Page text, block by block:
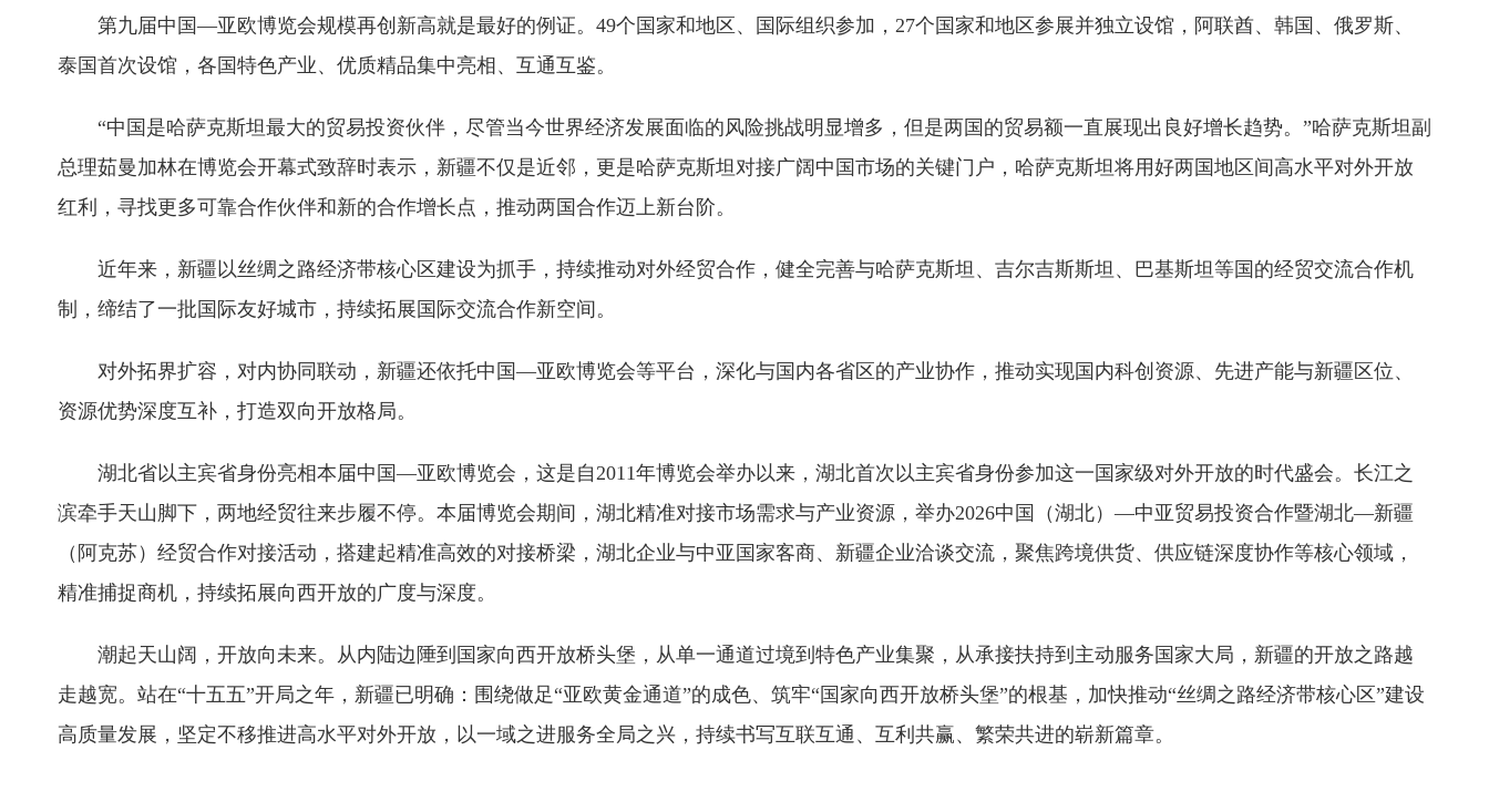
第九届中国—亚欧博览会规模再创新高就是最好的例证。49个国家和地区、国际组织参加，27个国家和地区参展并独立设馆，阿联酋、韩国、俄罗斯、
泰国首次设馆，各国特色产业、优质精品集中亮相、互通互鉴。
“中国是哈萨克斯坦最大的贸易投资伙伴，尽管当今世界经济发展面临的风险挑战明显增多，但是两国的贸易额一直展现出良好增长趋势。”哈萨克斯坦副
总理茹曼加林在博览会开幕式致辞时表示，新疆不仅是近邻，更是哈萨克斯坦对接广阔中国市场的关键门户，哈萨克斯坦将用好两国地区间高水平对外开放
红利，寻找更多可靠合作伙伴和新的合作增长点，推动两国合作迈上新台阶。
近年来，新疆以丝绸之路经济带核心区建设为抓手，持续推动对外经贸合作，健全完善与哈萨克斯坦、吉尔吉斯斯坦、巴基斯坦等国的经贸交流合作机
制，缔结了一批国际友好城市，持续拓展国际交流合作新空间。
对外拓界扩容，对内协同联动，新疆还依托中国—亚欧博览会等平台，深化与国内各省区的产业协作，推动实现国内科创资源、先进产能与新疆区位、
资源优势深度互补，打造双向开放格局。
湖北省以主宾省身份亮相本届中国—亚欧博览会，这是自2011年博览会举办以来，湖北首次以主宾省身份参加这一国家级对外开放的时代盛会。长江之
滨牵手天山脚下，两地经贸往来步履不停。本届博览会期间，湖北精准对接市场需求与产业资源，举办2026中国（湖北）—中亚贸易投资合作暨湖北—新疆
（阿克苏）经贸合作对接活动，搭建起精准高效的对接桥梁，湖北企业与中亚国家客商、新疆企业洽谈交流，聚焦跨境供货、供应链深度协作等核心领域，
精准捕捉商机，持续拓展向西开放的广度与深度。
潮起天山阔，开放向未来。从内陆边陲到国家向西开放桥头堡，从单一通道过境到特色产业集聚，从承接扶持到主动服务国家大局，新疆的开放之路越
走越宽。站在“十五五”开局之年，新疆已明确：围绕做足“亚欧黄金通道”的成色、筑牢“国家向西开放桥头堡”的根基，加快推动“丝绸之路经济带核心区”建设
高质量发展，坚定不移推进高水平对外开放，以一域之进服务全局之兴，持续书写互联互通、互利共赢、繁荣共进的崭新篇章。